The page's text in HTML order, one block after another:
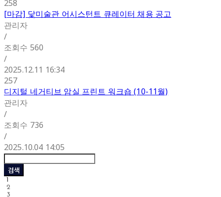
258
[마감] 닻미술관 어시스턴트 큐레이터 채용 공고
관리자
/
조회수 560
/
2025.12.11 16:34
257
디지털 네거티브 암실 프린트 워크숍 (10-11월)
관리자
/
조회수 736
/
2025.10.04 14:05
검색
1
2
3